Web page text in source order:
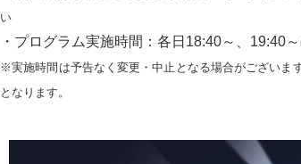
い
・プログラム実施時間：各日18:40～、19:40
※実施時間は予告なく変更・中止となる場合がございま
となります。